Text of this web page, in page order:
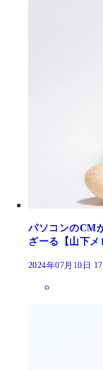
パソコンのCM
ざーる【山下メ
2024年07月10日